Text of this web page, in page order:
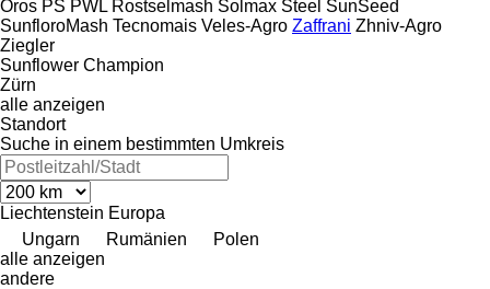
Oros PS PWL Rostselmash Solmax Steel SunSeed
SunfloroMash Tecnomais Veles-Agro Zaffrani Zhniv-Agro
Ziegler
Sunflower Champion
Zürn
alle anzeigen
Standort
Suche in einem bestimmten Umkreis
Liechtenstein Europa
Ungarn
Rumänien
Polen
alle anzeigen
andere